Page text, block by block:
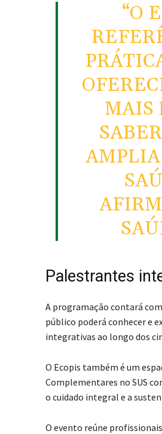
“O
MAIS
Palestrantes
A programação contará
público poderá conhecer e
integrativas ao longo dos
O Ecopis também é um
Complementares no SUS
o cuidado integral e a
O evento reúne